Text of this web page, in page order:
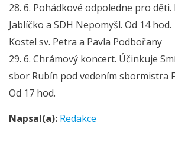
28. 6. Pohádkové odpoledne pro děti.
Jablíčko a SDH Nepomyšl. Od 14 hod.
Kostel sv. Petra a Pavla Podbořany
29. 6. Chrámový koncert. Účinkuje
sbor Rubín pod vedením sbormistra
Od 17 hod.
Napsal(a): Redakce